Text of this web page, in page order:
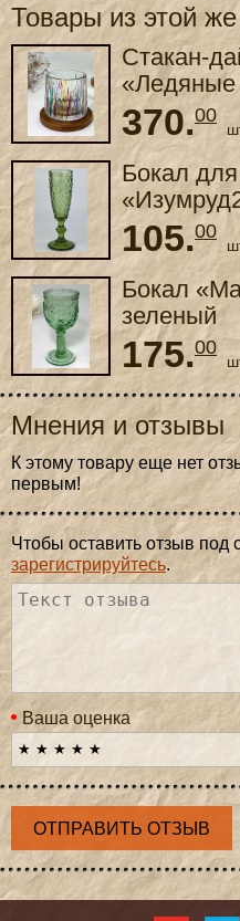
Товары из этой же
Стакан-
«Ледяные
370.00
Бокал
105.00
Бокал
зеленый
175.00
Мнения и отзывы
К этому товару еще нет
первым!
Чтобы оставить отзыв под
зарегистрируйтесь.
Ваша оценка